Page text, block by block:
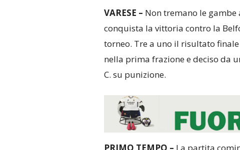
VARESE – Non tremano le gambe
conquista la vittoria contro la
torneo. Tre a uno il risultato
nella prima frazione e deciso da
C. su punizione.